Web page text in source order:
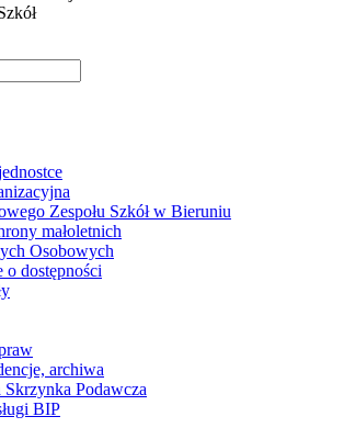
Zespołu Szkół w Bieruniu
małoletnich
Osobowych
o dostępności
archiwa
Podawcza
BIP